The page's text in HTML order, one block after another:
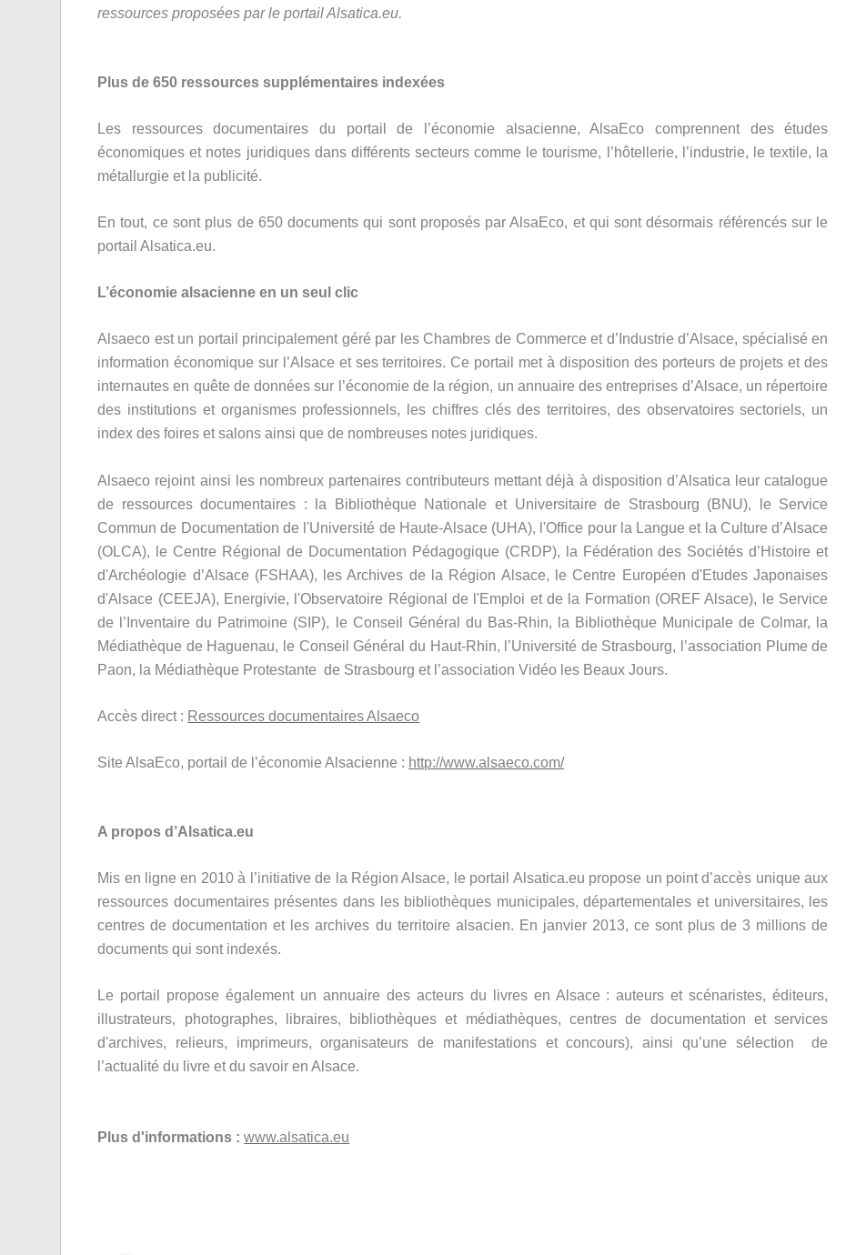
ressources proposées par le portail Alsatica.eu.
Plus de 650 ressources supplémentaires indexées
Les ressources documentaires du portail de l’économie alsacienne, AlsaEco comprennent des études
économiques et notes juridiques dans différents secteurs comme le tourisme, l’hôtellerie, l’industrie, le textile, la
métallurgie et la publicité.
En tout, ce sont plus de 650 documents qui sont proposés par AlsaEco, et qui sont désormais référencés sur le
portail Alsatica.eu.
L’économie alsacienne en un seul clic
Alsaeco est un portail principalement géré par les Chambres de Commerce et d’Industrie d’Alsace, spécialisé en
information économique sur l’Alsace et ses territoires. Ce portail met à disposition des porteurs de projets et des
internautes en quête de données sur l’économie de la région, un annuaire des entreprises d’Alsace, un répertoire
des institutions et organismes professionnels, les chiffres clés des territoires, des observatoires sectoriels, un
index des foires et salons ainsi que de nombreuses notes juridiques.
Alsaeco rejoint ainsi les nombreux partenaires contributeurs mettant déjà à disposition d’Alsatica leur catalogue
de ressources documentaires : la Bibliothèque Nationale et Universitaire de Strasbourg (BNU), le Service
Commun de Documentation de l'Université de Haute-Alsace (UHA), l'Office pour la Langue et la Culture d’Alsace
(OLCA), le Centre Régional de Documentation Pédagogique (CRDP), la Fédération des Sociétés d’Histoire et
d'Archéologie d’Alsace (FSHAA), les Archives de la Région Alsace, le Centre Européen d'Etudes Japonaises
d'Alsace (CEEJA), Energivie, l'Observatoire Régional de l'Emploi et de la Formation (OREF Alsace), le Service
de l’Inventaire du Patrimoine (SIP), le Conseil Général du Bas-Rhin, la Bibliothèque Municipale de Colmar, la
Médiathèque de Haguenau, le Conseil Général du Haut-Rhin, l’Université de Strasbourg, l’association Plume de
Paon, la Médiathèque Protestante de Strasbourg et l’association Vidéo les Beaux Jours.
Accès direct : Ressources documentaires Alsaeco
Site AlsaEco, portail de l’économie Alsacienne : http://www.alsaeco.com/
A propos d’Alsatica.eu
Mis en ligne en 2010 à l’initiative de la Région Alsace, le portail Alsatica.eu propose un point d’accès unique aux
ressources documentaires présentes dans les bibliothèques municipales, départementales et universitaires, les
centres de documentation et les archives du territoire alsacien. En janvier 2013, ce sont plus de 3 millions de
documents qui sont indexés.
Le portail propose également un annuaire des acteurs du livres en Alsace : auteurs et scénaristes, éditeurs,
illustrateurs, photographes, libraires, bibliothèques et médiathèques, centres de documentation et services
d'archives, relieurs, imprimeurs, organisateurs de manifestations et concours), ainsi qu’une sélection de
l’actualité du livre et du savoir en Alsace.
Plus d'informations : www.alsatica.eu